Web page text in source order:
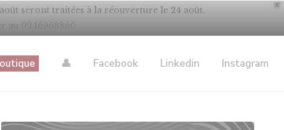
X
seront traitées à la réouverture le 24 août.
au 0246968860
👤 Facebook Linkedin Instagram